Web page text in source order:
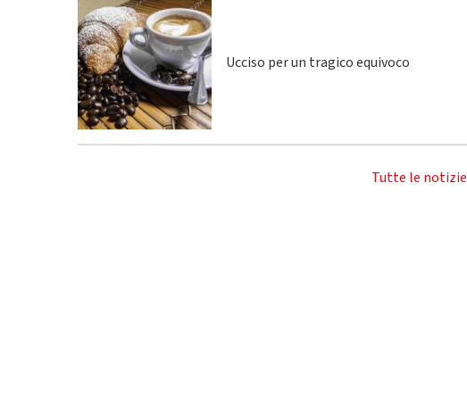
Ucciso per un tragico equivoco
Tutte le notizie